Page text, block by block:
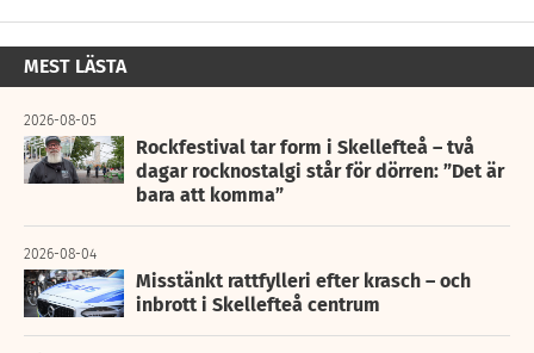
MEST LÄSTA
2026-08-05
Rockfestival tar form i Skellefteå – två
dagar rocknostalgi står för dörren: ”Det är
bara att komma”
2026-08-04
Misstänkt rattfylleri efter krasch – och
inbrott i Skellefteå centrum